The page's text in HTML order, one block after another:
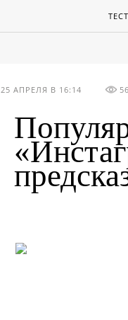
25 АПРЕЛЯ В 16:14